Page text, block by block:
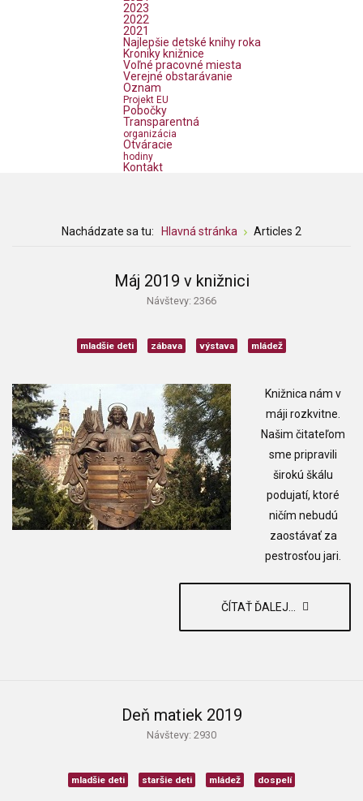
2023
2022
2021
Najlepšie detské knihy roka
Kroniky knižnice
Voľné pracovné miesta
Verejné obstarávanie
Oznam
Projekt EU
Pobočky
Transparentná
organizácia
Otváracie
hodiny
Kontakt
Nachádzate sa tu: Hlavná stránka Articles 2
Máj 2019 v knižnici
Návštevy: 2366
mladšie deti zábava výstava mládež
Knižnica nám v
máji rozkvitne.
Našim čitateľom
sme pripravili
širokú škálu
podujatí, ktoré
ničím nebudú
zaostávať za
pestrosťou jari.
ČÍTAŤ ĎALEJ...
Deň matiek 2019
Návštevy: 2930
mladšie deti staršie deti mládež dospelí